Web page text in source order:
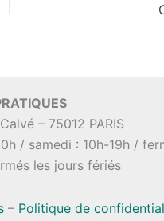
– 75012 PARIS
/ samedi : 10h-19h /
les jours fériés
– Politique de